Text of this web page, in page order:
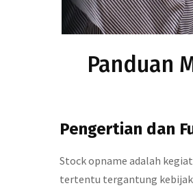
Panduan
Pengertian dan
Stock opname adalah
tertentu tergantung